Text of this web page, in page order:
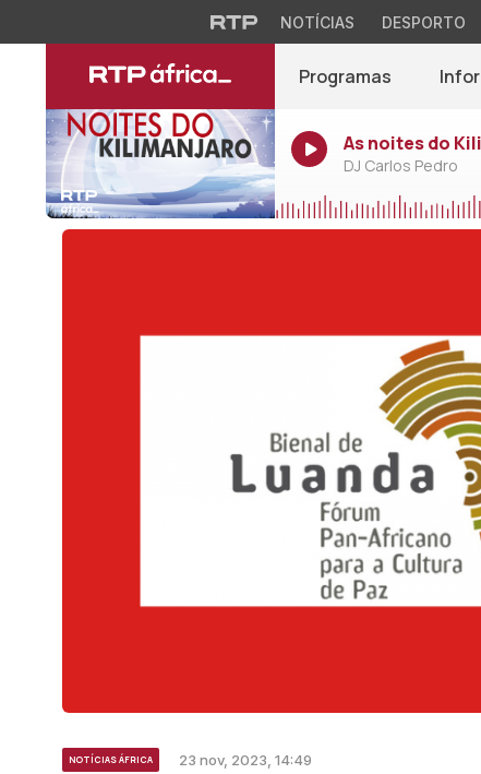
NOTÍCIAS DESPORTO
Programas
As noites do
DJ Carlos Pedro
NOTÍCIAS ÁFRICA 23 nov, 2023, 14:49